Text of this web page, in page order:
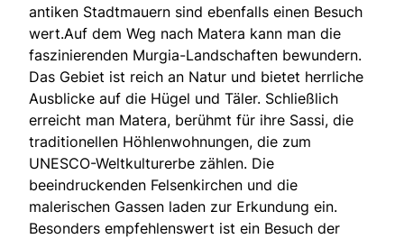
antiken Stadtmauern sind ebenfalls einen Besuch
wert.Auf dem Weg nach Matera kann man die
faszinierenden Murgia-Landschaften bewundern.
Das Gebiet ist reich an Natur und bietet herrliche
Ausblicke auf die Hügel und Täler. Schließlich
erreicht man Matera, berühmt für ihre Sassi, die
traditionellen Höhlenwohnungen, die zum
UNESCO-Weltkulturerbe zählen. Die
beeindruckenden Felsenkirchen und die
malerischen Gassen laden zur Erkundung ein.
Besonders empfehlenswert ist ein Besuch der